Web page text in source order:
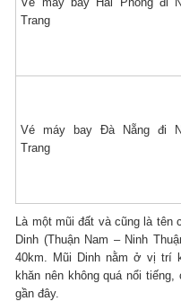
Trang
Vé máy bay Đà Nẵng đi
Trang
Là một mũi đất và cũng là tên
Dinh (Thuận Nam – Ninh
40km. Mũi Dinh nằm ở vị trí
khăn nên không quá nổi
gần đây.